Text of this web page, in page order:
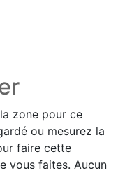
zone pour ce
ou mesurez la
faire cette
vous faites. Aucun